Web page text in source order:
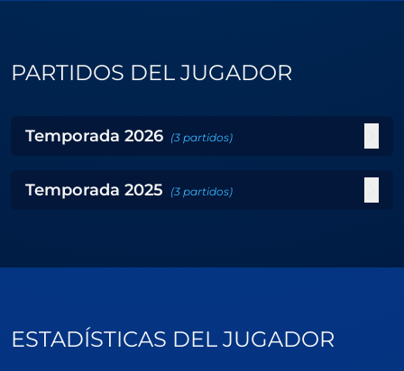
PARTIDOS DEL JUGADOR
Temporada 2026 (3 partidos)
Temporada 2025 (3 partidos)
ESTADÍSTICAS DEL JUGADOR